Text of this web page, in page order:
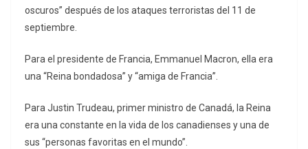
oscuros” después de los ataques terroristas del 11 de
septiembre.
Para el presidente de Francia, Emmanuel Macron, ella era
una “Reina bondadosa” y “amiga de Francia”.
Para Justin Trudeau, primer ministro de Canadá, la Reina
era una constante en la vida de los canadienses y una de
sus “personas favoritas en el mundo”.